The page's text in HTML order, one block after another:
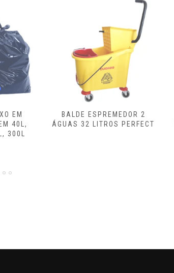
EM
40L,
300L
BALDE ESPREMEDOR 2
ÁGUAS 32 LITROS PERFECT